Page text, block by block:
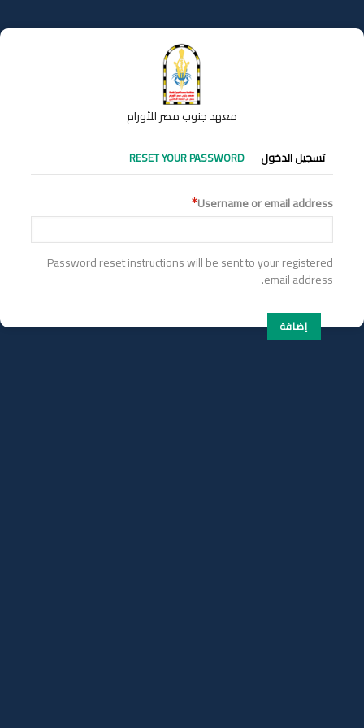
إلى
المحتوى
معهد جنوب مصر للأورام
التبويبات
الأساسية
تسجيل الدخول RESET YOUR PASSWORD
Username or email address
Password reset instructions will be sent to your registered
email address.